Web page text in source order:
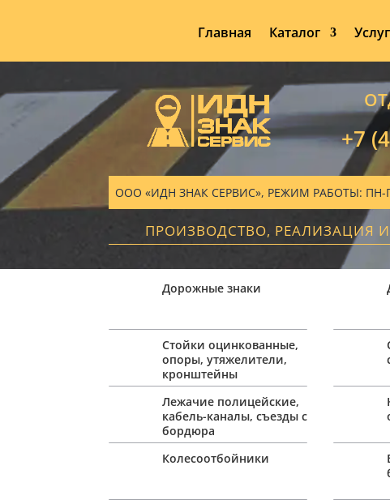
Главная Каталог
+7
ООО «ИДН ЗНАК СЕРВИС», РЕЖИМ РАБОТЫ: ПН-ПТ:
ПРОИЗВОДСТВО, РЕАЛИЗАЦИЯ
Дорожные знаки
Стойки оцинкованные,
опоры, утяжелители,
кронштейны
Лежачие полицейские,
кабель-каналы, съезды с
бордюра
Колесоотбойники